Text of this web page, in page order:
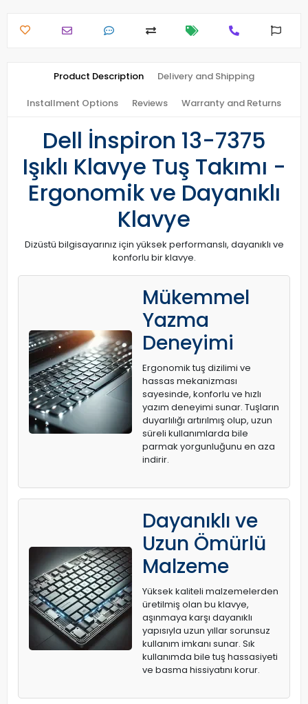
Product Description Delivery and Shipping
Installment Options Reviews Warranty and Returns
Dell İnspiron 13-7375
Işıklı Klavye Tuş Takımı -
Ergonomik ve Dayanıklı
Klavye
Dizüstü bilgisayarınız için yüksek performanslı, dayanıklı ve
konforlu bir klavye.
Mükemmel
Yazma
Deneyimi
Ergonomik tuş dizilimi ve
hassas mekanizması
sayesinde, konforlu ve hızlı
yazım deneyimi sunar. Tuşların
duyarlılığı artırılmış olup, uzun
süreli kullanımlarda bile
parmak yorgunluğunu en aza
indirir.
Dayanıklı ve
Uzun Ömürlü
Malzeme
Yüksek kaliteli malzemelerden
üretilmiş olan bu klavye,
aşınmaya karşı dayanıklı
yapısıyla uzun yıllar sorunsuz
kullanım imkanı sunar. Sık
kullanımda bile tuş hassasiyeti
ve basma hissiyatını korur.